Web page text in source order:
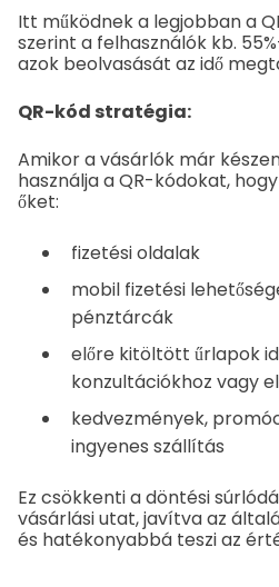
Itt működnek a legjobban a
szerint a felhasználók kb.
azok beolvasását az idő
QR-kód stratégia:
Amikor a vásárlók már
használja a QR-kódokat,
őket:
fizetési oldalak
mobil fizetési
pénztárcák
előre kitöltött űrlapok
konzultációkhoz vagy
kedvezmények,
ingyenes szállítás
Ez csökkenti a döntési
vásárlási utat, javítva az
és hatékonyabbá teszi az